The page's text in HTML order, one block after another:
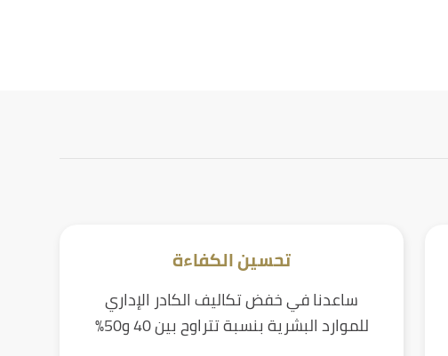
تحسين الكفاءة
ساعدنا في خفض تكاليف الكادر الإداري
للموارد البشرية بنسبة تتراوح بين 40 و50%